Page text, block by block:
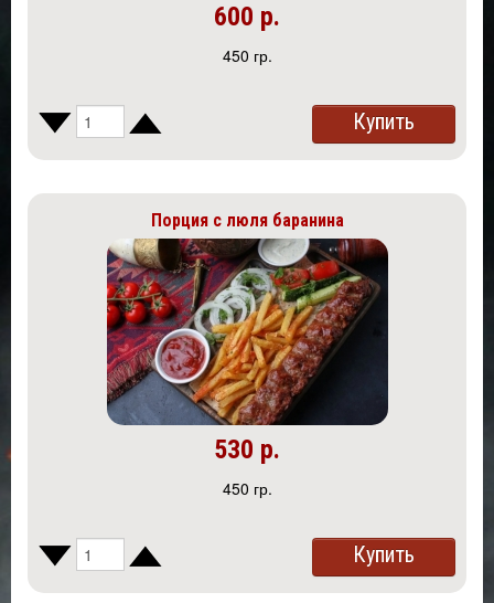
600 р.
450 гр.
Купить
Порция с люля баранина
530 р.
450 гр.
Купить